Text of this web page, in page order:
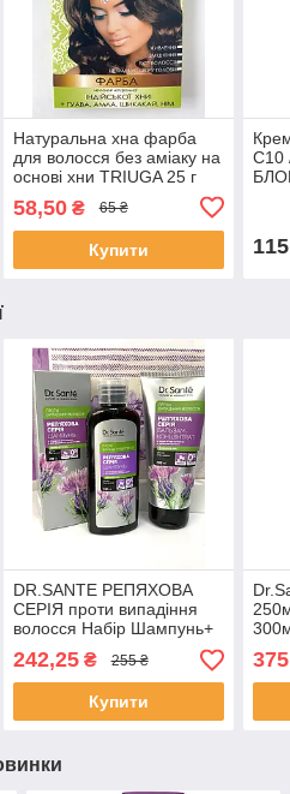
Натуральна хна фарба
для волосся без аміаку на
основі хни TRIUGA 25 г
58,50₴ 65 ₴
Купити 115
DR.SANTE РЕПЯХОВА
СЕРІЯ проти випадіння
волосся Набір Шампунь+
Бальзам Засоби для
волосся
242,25₴ 255 ₴
Купити
375